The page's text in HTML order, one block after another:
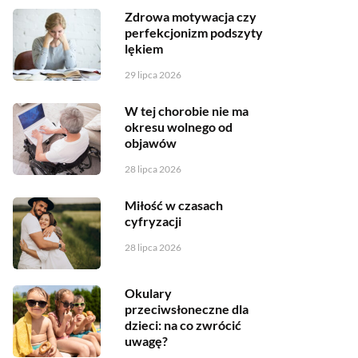
Zdrowa motywacja czy
perfekcjonizm podszyty
lękiem
29 lipca 2026
W tej chorobie nie ma
okresu wolnego od
objawów
28 lipca 2026
Miłość w czasach
cyfryzacji
28 lipca 2026
Okulary
przeciwsłoneczne dla
dzieci: na co zwrócić
uwagę?